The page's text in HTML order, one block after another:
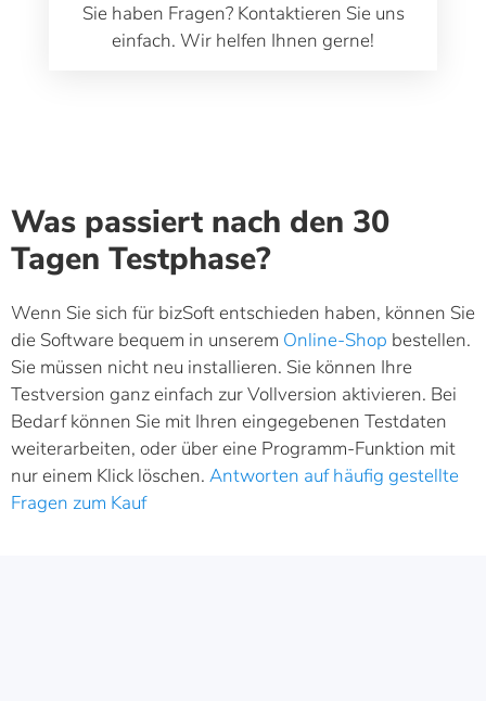
Sie haben Fragen? Kontaktieren Sie uns
einfach. Wir helfen Ihnen gerne!
Was passiert nach den 30
Tagen Testphase?
Wenn Sie sich für bizSoft entschieden haben, können Sie
die Software bequem in unserem Online-Shop bestellen.
Sie müssen nicht neu installieren. Sie können Ihre
Testversion ganz einfach zur Vollversion aktivieren. Bei
Bedarf können Sie mit Ihren eingegebenen Testdaten
weiterarbeiten, oder über eine Programm-Funktion mit
nur einem Klick löschen. Antworten auf häufig gestellte
Fragen zum Kauf